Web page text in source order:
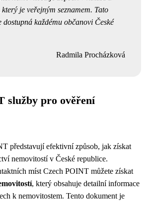
je veřejným seznamem. Tato
dostupná každému občanovi České
Radmila Procházková
služby pro ověření
představují efektivní způsob, jak získat
nemovitostí v České republice.
míst Czech POINT můžete získat
, který obsahuje detailní informace
k nemovitostem. Tento dokument je